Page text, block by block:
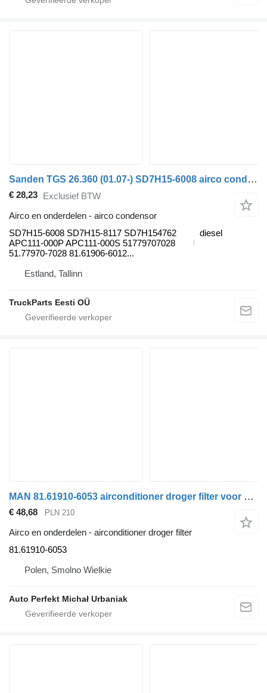
Sanden TGS 26.360 (01.07-) SD7H15-6008 airco condensor voor MAN TGL, TGM, TGS, TGX (2005-2021) trekker
€ 28,23 Exclusief BTW
Airco en onderdelen - airco condensor
SD7H15-6008 SD7H15-8117 SD7H154762
APC111-000P APC111-000S 51779707028
51.77970-7028 81.61906-6012...
diesel
Estland, Tallinn
TruckParts Eesti OÜ
MAN 81.61910-6053 airconditioner droger filter voor MAN TGX, TGS trekker
€ 48,68 PLN 210
Airco en onderdelen - airconditioner droger filter
81.61910-6053
Polen, Smolno Wielkie
Auto Perfekt Michał Urbaniak